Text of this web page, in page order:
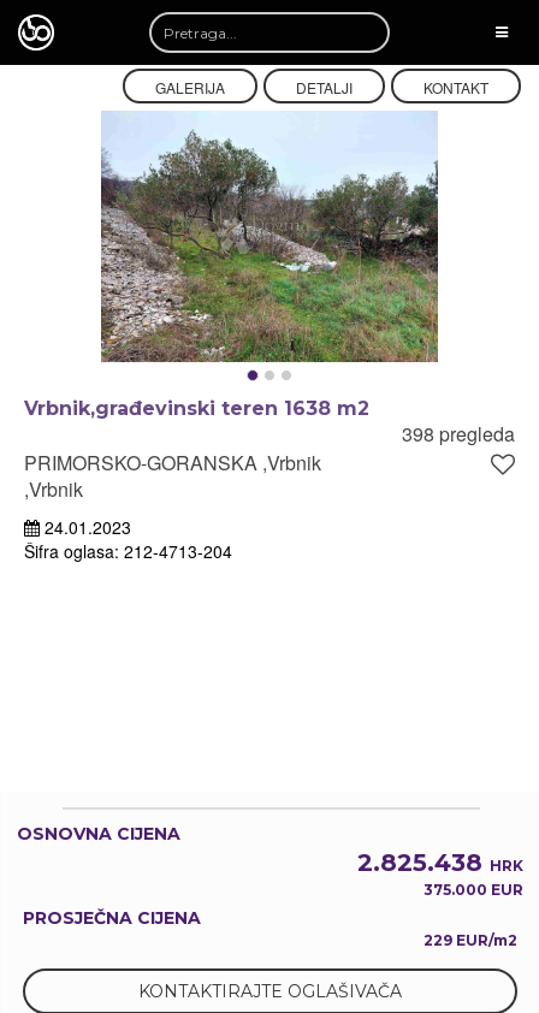
GALERIJA DETALJI KONTAKT
Vrbnik,građevinski teren 1638 m2
398 pregleda
PRIMORSKO-GORANSKA ,Vrbnik
,Vrbnik
24.01.2023
Šifra oglasa: 212-4713-204
OSNOVNA CIJENA
2.825.438 HRK
375.000 EUR
PROSJEČNA CIJENA
229 EUR/m2
KONTAKTIRAJTE OGLAŠIVAČA